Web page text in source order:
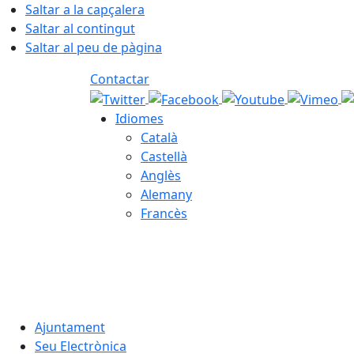
Saltar a la capçalera
Saltar al contingut
Saltar al peu de pàgina
Contactar
Idiomes
Català
Castellà
Anglès
Alemany
Francès
Ajuntament
Seu Electrònica